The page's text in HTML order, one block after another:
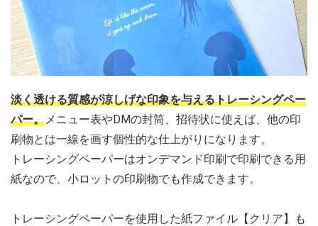
淡く透ける質感が涼しげな印象を与えるトレーシングペー
パー。 メニュー表やDMの封筒、招待状に使えば、他の印
刷物とは一線を画す個性的な仕上がりになります。
トレーシングペーパーはオンデマンド印刷で印刷できる用
紙なので、小ロットの印刷物でも作成できます。
トレーシングペーパーを使用した紙ファイル【クリア】も